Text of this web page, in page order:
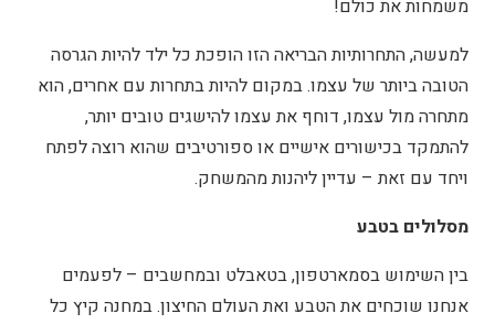
משמחות את כולם!
למעשה, התחרותיות הבריאה הזו הופכת כל ילד להיות הגרסה
הטובה ביותר של עצמו. במקום להיות בתחרות עם אחרים, הוא
מתחרה מול עצמו, דוחף את עצמו להישגים טובים יותר,
להתמקד בכישורים אישיים או ספורטיבים שהוא רוצה לפתח
ויחד עם זאת – עדיין ליהנות מהמשחק.
מסלולים בטבע
בין השימוש בסמארטפון, בטאבלט ובמחשבים – לפעמים
אנחנו שוכחים את הטבע ואת העולם החיצון. במחנה קיץ כל